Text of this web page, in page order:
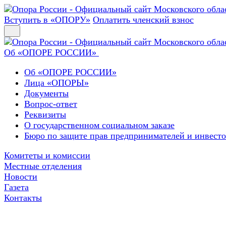
Вступить в «ОПОРУ» Оплатить членский взнос
Об «ОПОРЕ РОССИИ»
Об «ОПОРЕ РОССИИ»
Лица «ОПОРЫ»
Документы
Вопрос-ответ
Реквизиты
О государственном социальном заказе
Бюро по защите прав предпринимателей и
Комитеты и комиссии
Местные отделения
Новости
Газета
Контакты